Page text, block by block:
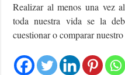
Realizar al menos una vez
toda nuestra vida se la
cuestionar o comparar